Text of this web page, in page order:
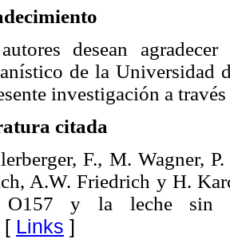
desean
de la Universidad
investigación a
citada
F., M. Wagner,
A.W. Friedrich y H.
y la leche sin
Links ]